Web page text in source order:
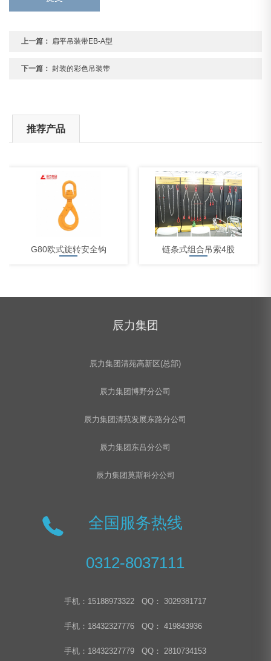
上一篇： 扁平吊装带EB-A型
下一篇： 封装的彩色吊装带
推荐产品
G80欧式旋转安全钩 链条式组合吊索4股
2吨柔性吊装带
辰力集团
辰力集团清苑高新区(总部)
辰力集团博野分公司
辰力集团清苑发展东路分公司
辰力集团东吕分公司
辰力集团莫斯科分公司
全国服务热线
0312-8037111
手机：15188973322 QQ： 3029381717
手机：18432327776 QQ： 419843936
手机：18432327779 QQ： 2810734153